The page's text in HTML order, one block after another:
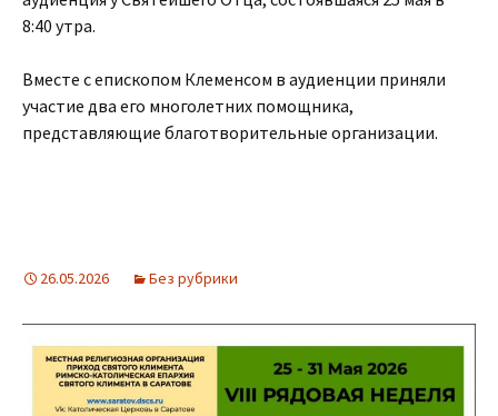
8:40 утра.
Вместе с епископом Клеменсом в аудиенции приняли
участие два его многолетних помощника,
представляющие благотворительные организации.
26.05.2026 Без рубрики